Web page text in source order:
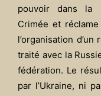
pouvoir dans la
Crimée et
l’organisation
traité avec la
fédération. Le
par l’Ukraine, ni